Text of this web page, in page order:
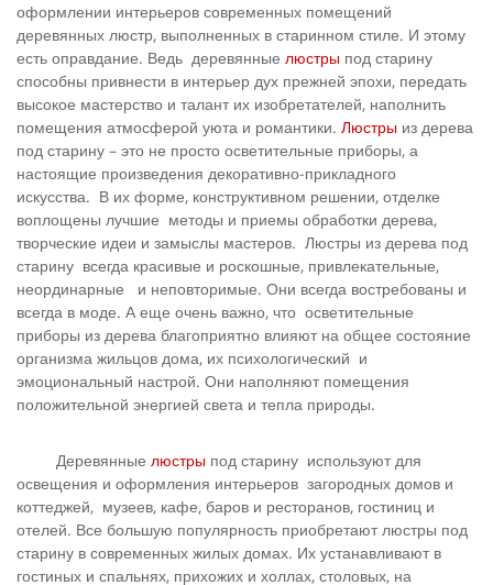
оформлении интерьеров современных помещений
деревянных люстр, выполненных в старинном стиле. И этому
есть оправдание. Ведь деревянные люстры под старину
способны привнести в интерьер дух прежней эпохи, передать
высокое мастерство и талант их изобретателей, наполнить
помещения атмосферой уюта и романтики. Люстры из дерева
под старину – это не просто осветительные приборы, а
настоящие произведения декоративно-прикладного
искусства. В их форме, конструктивном решении, отделке
воплощены лучшие методы и приемы обработки дерева,
творческие идеи и замыслы мастеров. Люстры из дерева под
старину всегда красивые и роскошные, привлекательные,
неординарные и неповторимые. Они всегда востребованы и
всегда в моде. А еще очень важно, что осветительные
приборы из дерева благоприятно влияют на общее состояние
организма жильцов дома, их психологический и
эмоциональный настрой. Они наполняют помещения
положительной энергией света и тепла природы.
Деревянные люстры под старину используют для
освещения и оформления интерьеров загородных домов и
коттеджей, музеев, кафе, баров и ресторанов, гостиниц и
отелей. Все большую популярность приобретают люстры под
старину в современных жилых домах. Их устанавливают в
гостиных и спальнях, прихожих и холлах, столовых, на